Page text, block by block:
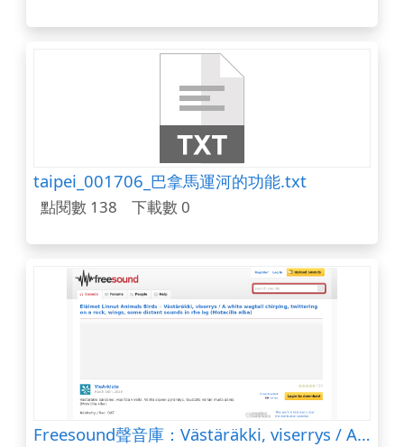
taipei_001706_巴拿馬運河的功能.txt
點閱數 138 下載數 0
Freesound聲音庫：Västäräkki, viserrys / A white wagtail chirping, twittering on a rock, wings, some distant sounds in